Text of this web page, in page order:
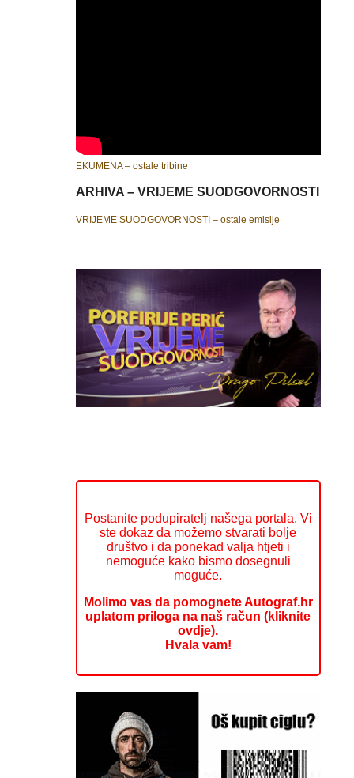
EKUMENA – ostale tribine
ARHIVA – VRIJEME SUODGOVORNOSTI
VRIJEME SUODGOVORNOSTI – ostale emisije
Postanite podupiratelj našega portala. Vi
ste dokaz da možemo stvarati bolje
društvo i da ponekad valja htjeti i
nemoguće kako bismo dosegnuli
moguće.
Molimo vas da pomognete Autograf.hr
uplatom priloga na naš račun (kliknite
ovdje).
Hvala vam!